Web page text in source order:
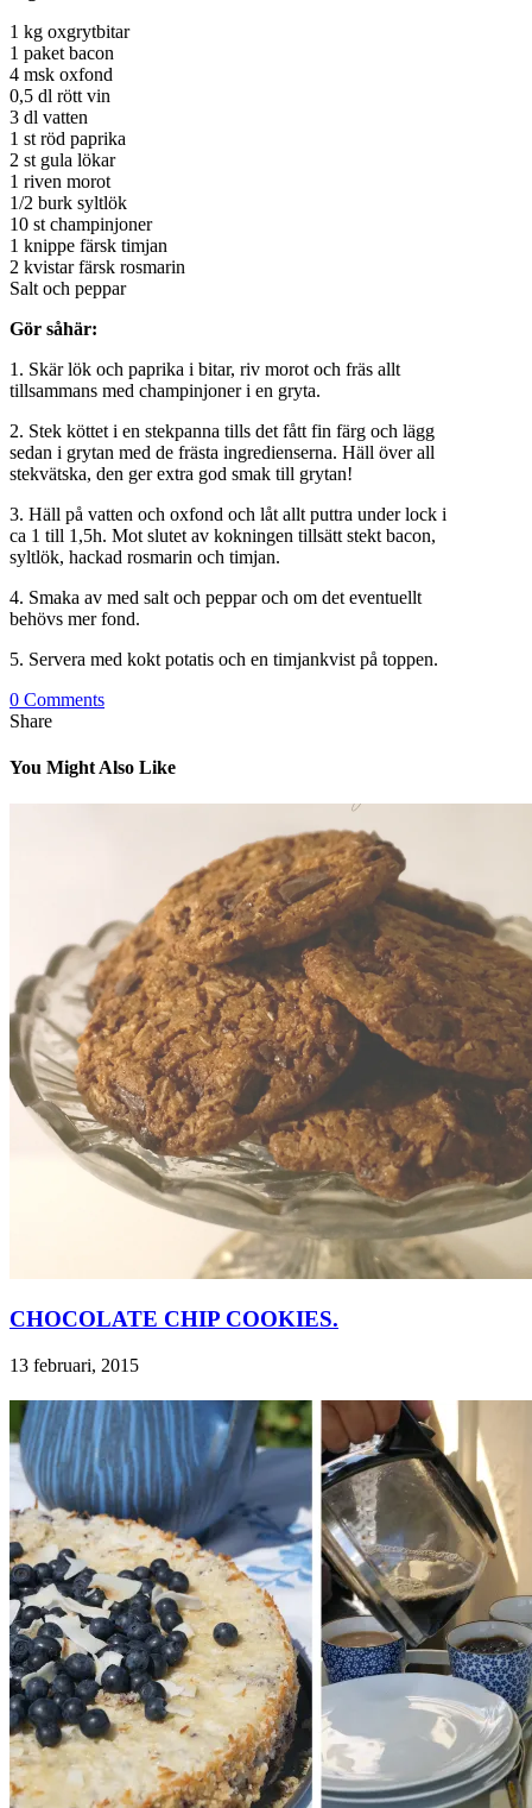
1 kg oxgrytbitar
1 paket bacon
4 msk oxfond
0,5 dl rött vin
3 dl vatten
1 st röd paprika
2 st gula lökar
1 riven morot
1/2 burk syltlök
10 st champinjoner
1 knippe färsk timjan
2 kvistar färsk rosmarin
Salt och peppar
Gör såhär:
1. Skär lök och paprika i bitar, riv morot och fräs allt
tillsammans med champinjoner i en gryta.
2. Stek köttet i en stekpanna tills det fått fin färg och lägg
sedan i grytan med de frästa ingredienserna. Häll över all
stekvätska, den ger extra god smak till grytan!
3. Häll på vatten och oxfond och låt allt puttra under lock i
ca 1 till 1,5h. Mot slutet av kokningen tillsätt stekt bacon,
syltlök, hackad rosmarin och timjan.
4. Smaka av med salt och peppar och om det eventuellt
behövs mer fond.
5. Servera med kokt potatis och en timjankvist på toppen.
0 Comments
Share
You Might Also Like
CHOCOLATE CHIP COOKIES.
13 februari, 2015